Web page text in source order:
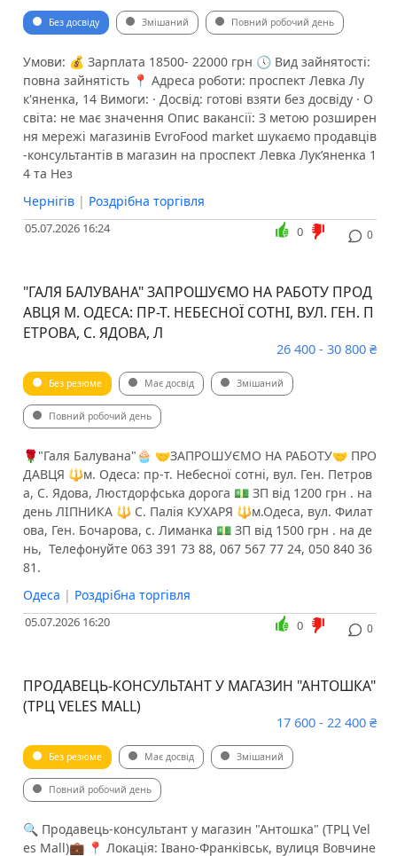
Без досвіду Змішаний Повний робочий день
Умови: 💰 Зарплата 18500- 22000 грн 🕔 Вид зайнятості:
повна зайнятість 📍 Адреса роботи: проспект Левка Лу
к'яненка, 14 Вимоги: · Досвід: готові взяти без досвіду · О
світа: не має значення Опис вакансії: З метою розширен
ня мережі магазинів EvroFood market шукаємо продавців
-консультантів в магазин на проспект Левка Лук’яненка 1
4 та Нез
Чернігів | Роздрібна торгівля
05.07.2026 16:24 0
0
"ГАЛЯ БАЛУВАНА" ЗАПРОШУЄМО НА РАБОТУ ПРОД
АВЦЯ М. ОДЕСА: ПР-Т. НЕБЕСНОЇ СОТНІ, ВУЛ. ГЕН. П
ЕТРОВА, С. ЯДОВА, Л
26 400 - 30 800 ₴
Без резюме Має досвід Змішаний
Повний робочий день
🌹"Галя Балувана"🧁 🤝ЗАПРОШУЄМО НА РАБОТУ🤝 ПРО
ДАВЦЯ 🔱м. Одеса: пр-т. Небесної сотні, вул. Ген. Петров
а, С. Ядова, Люстдорфська дорога 💵 ЗП від 1200 грн . на
день ЛІПНИКА 🔱 С. Палія КУХАРЯ 🔱м.Одеса, вул. Филат
ова, Ген. Бочарова, с. Лиманка 💵 ЗП від 1500 грн . на де
нь, ️ Телефонуйте 063 391 73 88, 067 567 77 24, 050 840 36
81.
Одеса | Роздрібна торгівля
05.07.2026 16:20 0
0
ПРОДАВЕЦЬ-КОНСУЛЬТАНТ У МАГАЗИН "АНТОШКА"
(ТРЦ VELES MALL)
17 600 - 22 400 ₴
Без резюме Має досвід Змішаний
Повний робочий день
🔍 Продавець-консультант у магазин "Антошка" (ТРЦ Vel
es Mall)💼 📍 Локація: Івано-Франківськ, вулиця Вовчине